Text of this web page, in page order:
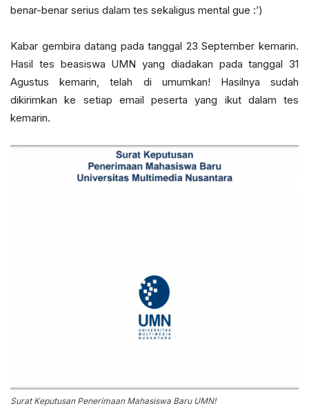
benar-benar serius dalam tes sekaligus mental gue :’)
Kabar gembira datang pada tanggal 23 September kemarin.
Hasil tes beasiswa UMN yang diadakan pada tanggal 31
Agustus kemarin, telah di umumkan! Hasilnya sudah
dikirimkan ke setiap email peserta yang ikut dalam tes
kemarin.
Surat Keputusan Penerimaan Mahasiswa Baru UMN!